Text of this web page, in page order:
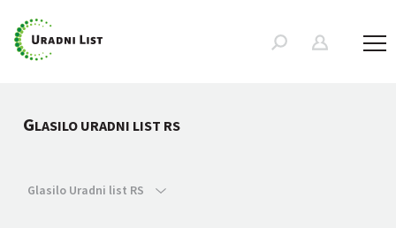
GLASILO URADNI LIST RS
Glasilo Uradni list RS